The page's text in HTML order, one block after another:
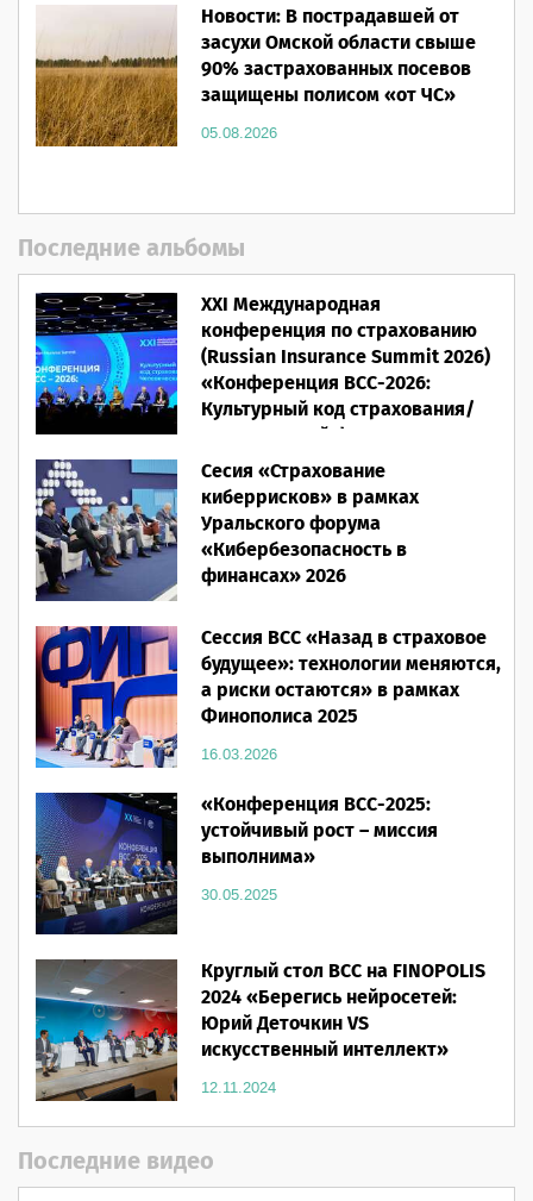
Новости: В пострадавшей от
засухи Омской области свыше
90% застрахованных посевов
защищены полисом «от ЧС»
05.08.2026
Последние альбомы
XXI Международная
конференция по страхованию
(Russian Insurance Summit 2026)
«Конференция ВСС-2026:
Культурный код страхования/
Человеческий фактор»
28.05.2026
Сесия «Страхование
киберрисков» в рамках
Уральского форума
«Кибербезопасность в
финансах» 2026
Сессия ВСС «Назад в страховое
будущее»: технологии меняются,
а риски остаются» в рамках
Финополиса 2025
16.03.2026
«Конференция ВСС-2025:
устойчивый рост – миссия
выполнима»
30.05.2025
Круглый стол ВСС на FINOPOLIS
2024 «Берегись нейросетей:
Юрий Деточкин VS
искусственный интеллект»
12.11.2024
Последние видео